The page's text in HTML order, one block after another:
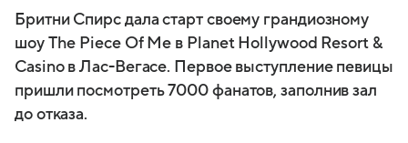
Бритни Спирс дала старт своему грандиозному
шоу The Piece Of Me в Planet Hollywood Resort &
Casino в Лас-Вегасе. Первое выступление певицы
пришли посмотреть 7000 фанатов, заполнив зал
до отказа.